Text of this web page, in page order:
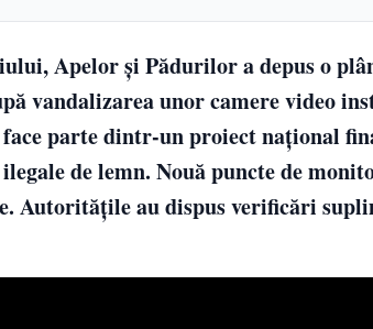
Apelor și Pădurilor a depus o
vandalizarea unor camere video
parte dintr-un proiect național
de lemn. Nouă puncte de
Autoritățile au dispus verificări